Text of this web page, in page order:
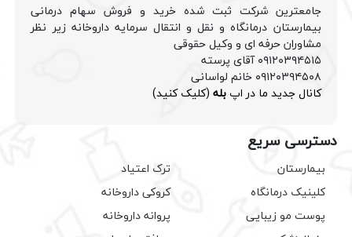
جامعترین شرکت ثبت شده خرید و فروش سهام درمانی
بیمارستان درمانگاه و نقل و انتقال سرمایه داروخانه زیر نظر
مشاوران حرفه ای و وکیل حقوقی
۰۹۱۲۰۳۹۴۵۱۵ آقای پرسته
۰۹۱۲۰۳۹۴۵۰۸ خانم لواسانی
کانال جدید ما در اپبله (کلیک کنید)
دسترسی سریع
بیمارستان
کلینیک درمانگاه
پوست مو زیبایی
ترک اعتیاد
کروکی داروخانه
پروانه داروخانه